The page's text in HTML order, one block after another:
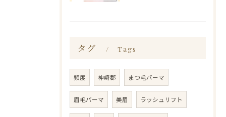
タグ Tags
頻度 神崎郡 まつ毛パーマ
眉毛パーマ 美眉 ラッシュリフト